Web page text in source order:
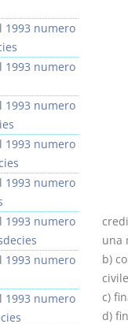
una
b)
c)
d)
1993 numero
1993 numero
1993 numero
1993 numero
1993 numero
1993 numero
1993 numero
1993 numero
Prescrizione e
decadenza
D. Minussi
Versione ebook
(iva incl.)